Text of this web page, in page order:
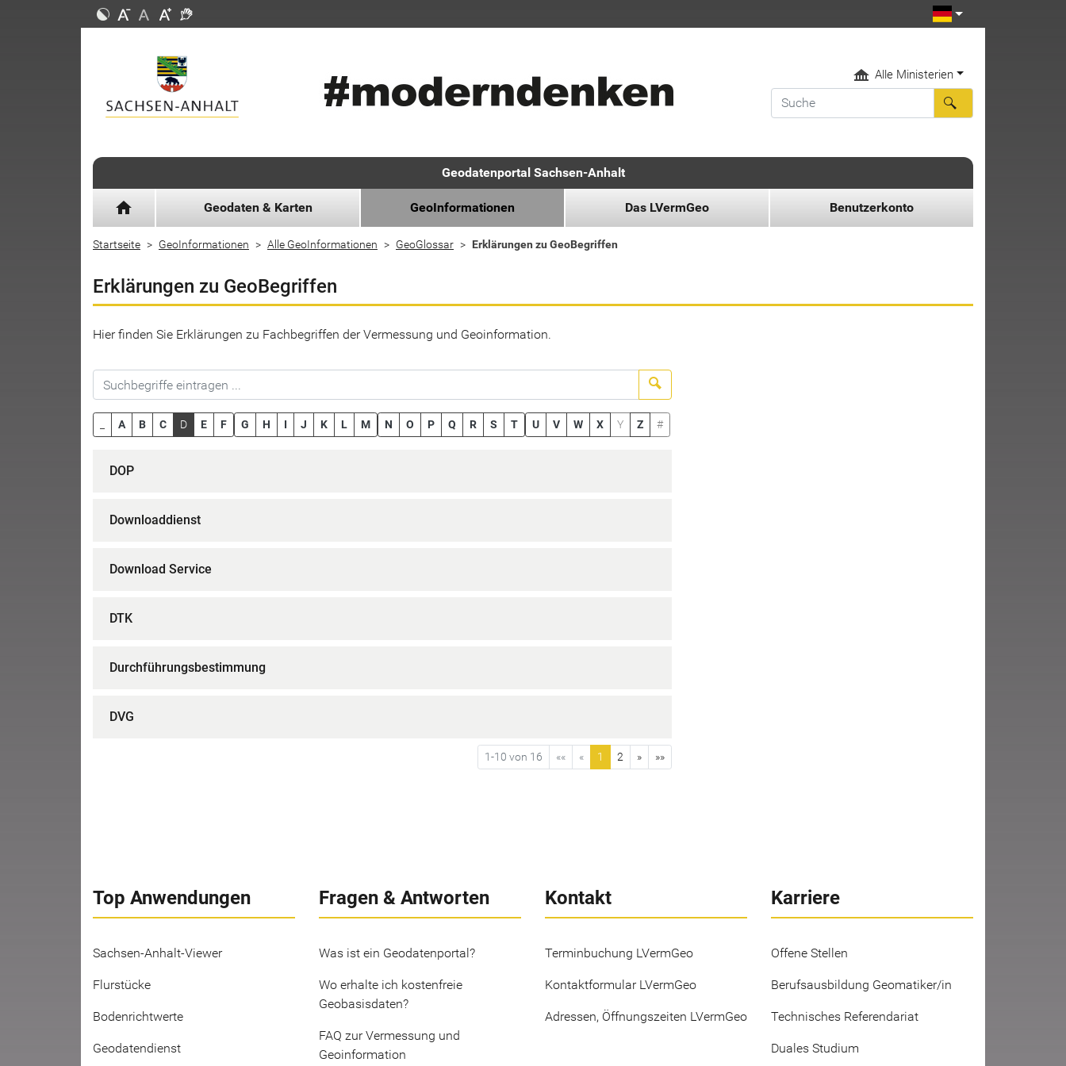
Alle Ministerien
Geodatenportal Sachsen-Anhalt
home Geodaten & Karten GeoInformationen Das LVermGeo Benutzerkonto
Startseite GeoInformationen Alle GeoInformationen GeoGlossar Erklärungen zu GeoBegriffen
Erklärungen zu GeoBegriffen
Hier finden Sie Erklärungen zu Fachbegriffen der Vermessung und Geoinformation.
A B C D E F G H I J K L M N O P Q R S T U V W X Y Z #
DOP
Downloaddienst
Download Service
DTK
Durchführungsbestimmung
DVG
1-10 von 16 «« « 1 2 » »»
Top Anwendungen
Sachsen-Anhalt-Viewer
Flurstücke
Bodenrichtwerte
Geodatendienst
Fragen & Antworten
Was ist ein Geodatenportal?
Wo erhalte ich kostenfreie
Geobasisdaten?
FAQ zur Vermessung und
Geoinformation
Kontakt
Terminbuchung LVermGeo
Kontaktformular LVermGeo
Adressen, Öffnungszeiten LVermGeo
Karriere
Offene Stellen
Berufsausbildung Geomatiker/in
Technisches Referendariat
Duales Studium